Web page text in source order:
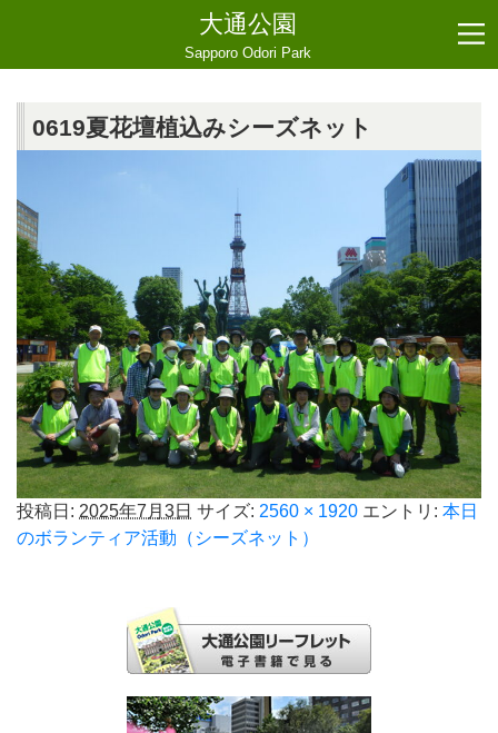
大通公園
Sapporo Odori Park
0619夏花壇植込みシーズネット
投稿日: 2025年7月3日 サイズ: 2560 × 1920 エントリ: 本日
のボランティア活動（シーズネット）